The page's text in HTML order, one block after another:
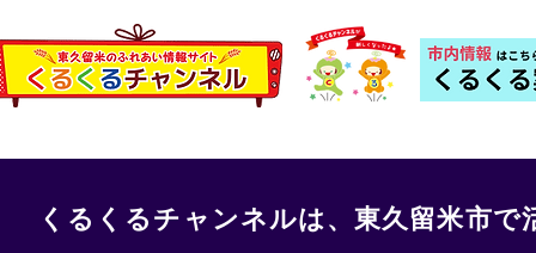
くるくるチャンネルは、東久留米市